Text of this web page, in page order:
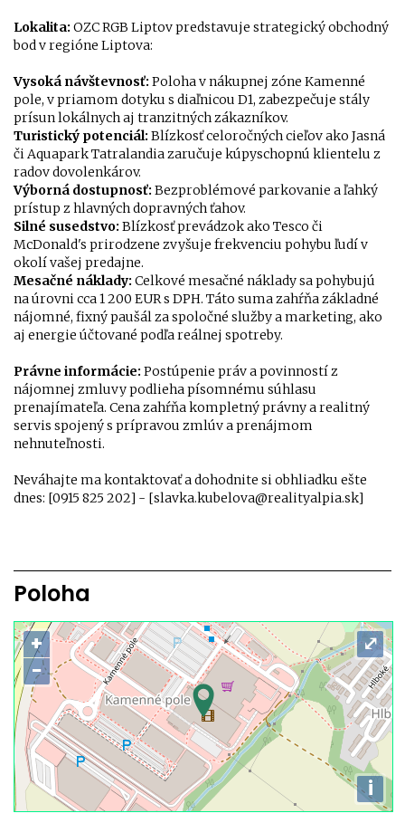
Lokalita: OZC RGB Liptov predstavuje strategický obchodný
bod v regióne Liptova:
Vysoká návštevnosť: Poloha v nákupnej zóne Kamenné
pole, v priamom dotyku s diaľnicou D1, zabezpečuje stály
prísun lokálnych aj tranzitných zákazníkov.
Turistický potenciál: Blízkosť celoročných cieľov ako Jasná
či Aquapark Tatralandia zaručuje kúpyschopnú klientelu z
radov dovolenkárov.
Výborná dostupnosť: Bezproblémové parkovanie a ľahký
prístup z hlavných dopravných ťahov.
Silné susedstvo: Blízkosť prevádzok ako Tesco či
McDonald's prirodzene zvyšuje frekvenciu pohybu ľudí v
okolí vašej predajne.
Mesačné náklady: Celkové mesačné náklady sa pohybujú
na úrovni cca 1 200 EUR s DPH. Táto suma zahŕňa základné
nájomné, fixný paušál za spoločné služby a marketing, ako
aj energie účtované podľa reálnej spotreby.
Právne informácie: Postúpenie práv a povinností z
nájomnej zmluvy podlieha písomnému súhlasu
prenajímateľa. Cena zahŕňa kompletný právny a realitný
servis spojený s prípravou zmlúv a prenájmom
nehnuteľnosti.
Neváhajte ma kontaktovať a dohodnite si obhliadku ešte
dnes: [0915 825 202] - [slavka.kubelova@realityalpia.sk]
Poloha
+
−
i
⤢